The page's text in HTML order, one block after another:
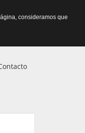
consideramos que